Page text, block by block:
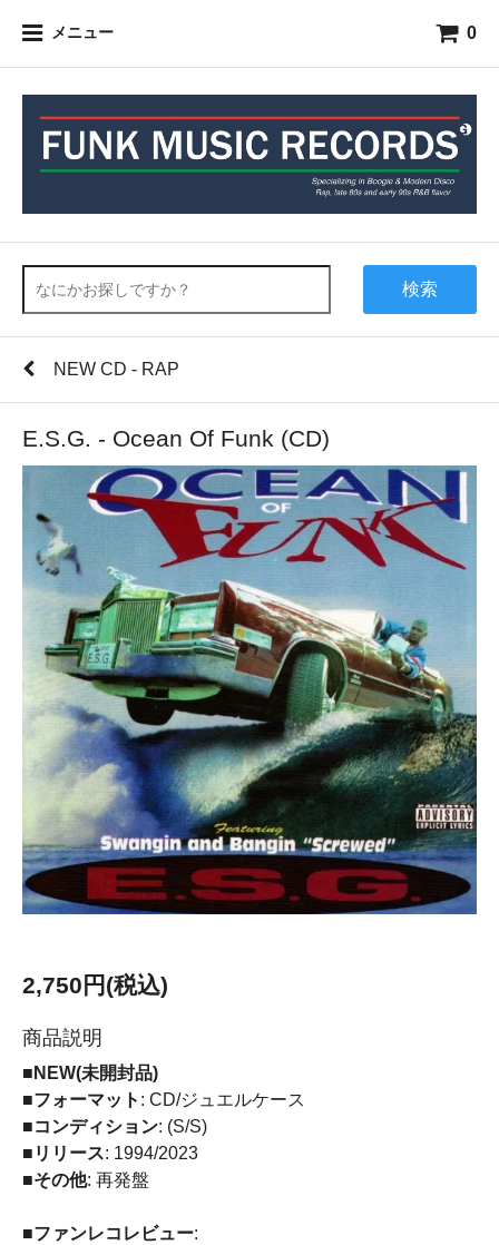
メニュー 0
検索
NEW CD - RAP
E.S.G. - Ocean Of Funk (CD)
2,750円(税込)
商品説明
■NEW(未開封品)
■フォーマット : CD/ジュエルケース
■コンディション: (S/S)
■リリース: 1994/2023
■その他: 再発盤
■ファンレコレビュー: